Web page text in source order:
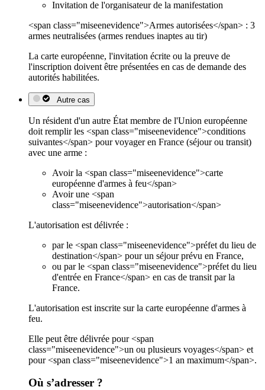
Invitation de l'organisateur de la manifestation
<span class="miseenevidence">Armes autorisées</span> : 3
armes neutralisées (armes rendues inaptes au tir)
La carte européenne, l'invitation écrite ou la preuve de
l'inscription doivent être présentées en cas de demande des
autorités habilitées.
Autre cas
Un résident d'un autre État membre de l'Union européenne
doit remplir les <span class="miseenevidence">conditions
suivantes</span> pour voyager en France (séjour ou transit)
avec une arme :
Avoir la <span class="miseenevidence">carte
européenne d'armes à feu</span>
Avoir une <span
class="miseenevidence">autorisation</span>
L'autorisation est délivrée :
par le <span class="miseenevidence">préfet du lieu de
destination</span> pour un séjour prévu en France,
ou par le <span class="miseenevidence">préfet du lieu
d'entrée en France</span> en cas de transit par la
France.
L'autorisation est inscrite sur la carte européenne d'armes à
feu.
Elle peut être délivrée pour <span
class="miseenevidence">un ou plusieurs voyages</span> et
pour <span class="miseenevidence">1 an maximum</span>.
Où s’adresser ?